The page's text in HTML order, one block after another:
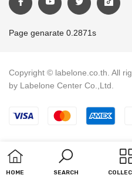
Page genarate 0.2871s
Copyright © labelone.co.th. All
by Labelone Center Co.,Ltd.
HOME SEARCH